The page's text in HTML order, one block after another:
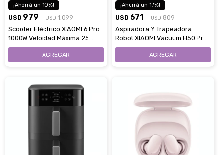
10
USD 979 USD 1.099
Scooter Eléctrico XIAOMI 6 Pro
1000W Veloidad Máxima 25
Km/H
17
USD 671 USD 809
Aspiradora Y Trapeadora
Robot XIAOMI Vacuum H50 Pro
Succión 15000Pa